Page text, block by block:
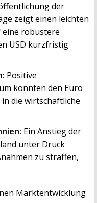
der
zeigt einen leichten
eine robustere
USD kurzfristig
Positive
könnten den Euro
die wirtschaftliche
Ein Anstieg der
unter Druck
zu straffen,
Marktentwicklung